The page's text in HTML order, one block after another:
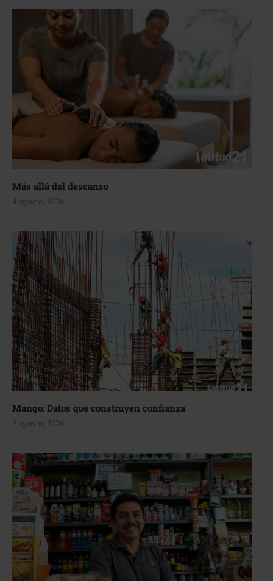
Más allá del descanso
4 agosto, 2026
Mango: Datos que construyen confianza
3 agosto, 2026